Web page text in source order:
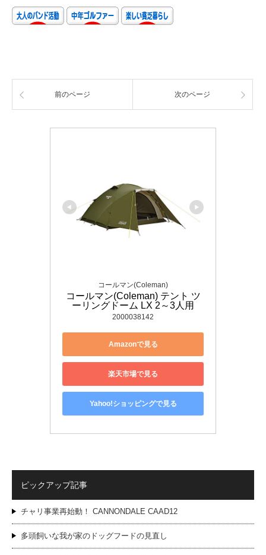
前のページ 次のページ
コールマン(Coleman)
コールマン(Coleman) テント ツ
ーリングドーム LX 2～3人用
2000038142
Amazonで見る
楽天市場で見る
Yahoo!ショッピングで見る
ピックアップ記事
チャリ事業再始動！ CANNONDALE CAAD12
多頭飼いな我が家のドッグフードの見直し